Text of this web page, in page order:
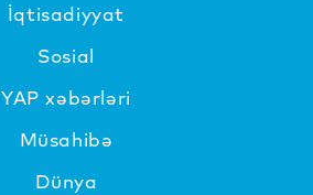
İqtisadiyyat
Sosial
YAP xəbərləri
Müsahibə
Dünya